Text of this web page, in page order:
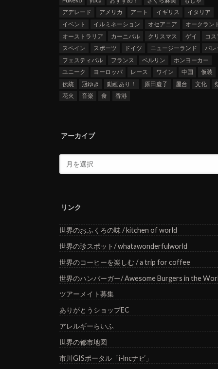
アデレード
アメリカ アート イギリス
イタリア
イベント
イルミネーション オセアニア
オークラン
オーストラリア
カーニバル クリスマス ゲイ
コ
スペイン
スポーツ ドイツ ニュージーランド
パレ
フェスティバル
フランス ベルリン
ホンヨーカー
ユニーク
ヨーロッパ レース ワイン 中国
仮装
伝統
冠ゆき 動画あり！ 原田慶子 屋台 文化
花火
音楽 食 香港
アーカイブ
リンク
世界のおふくろの味 / kitchen of world
世界の珍スポット/ whatawonderfulworld
世界のコーヒーを楽しむ / a trip for coffee
世界のハンバーガー/ Awesome Burgers in the
ツアーメイト募集
ありがとうショップEC
アレルギーらいふ
世界の都市地図
市川GISポータル「i-lncナビ」